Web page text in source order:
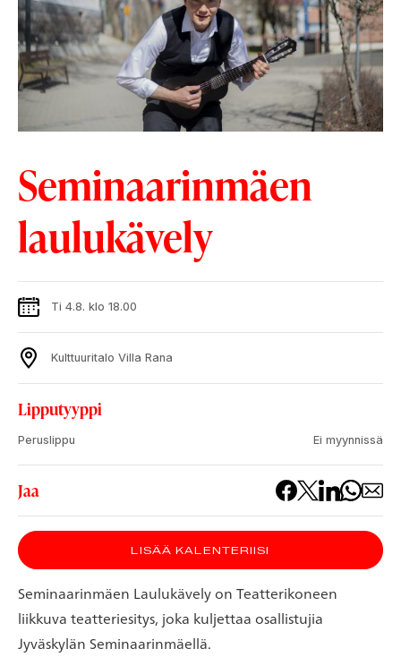
Seminaarinmäen
laulukävely
Ti 4.8. klo 18.00
Kulttuuritalo Villa Rana
Lipputyyppi
Peruslippu Ei myynnissä
Jaa
LISÄÄ KALENTERIISI
Seminaarinmäen Laulukävely on Teatterikoneen
liikkuva teatteriesitys, joka kuljettaa osallistujia
Jyväskylän Seminaarinmäellä.